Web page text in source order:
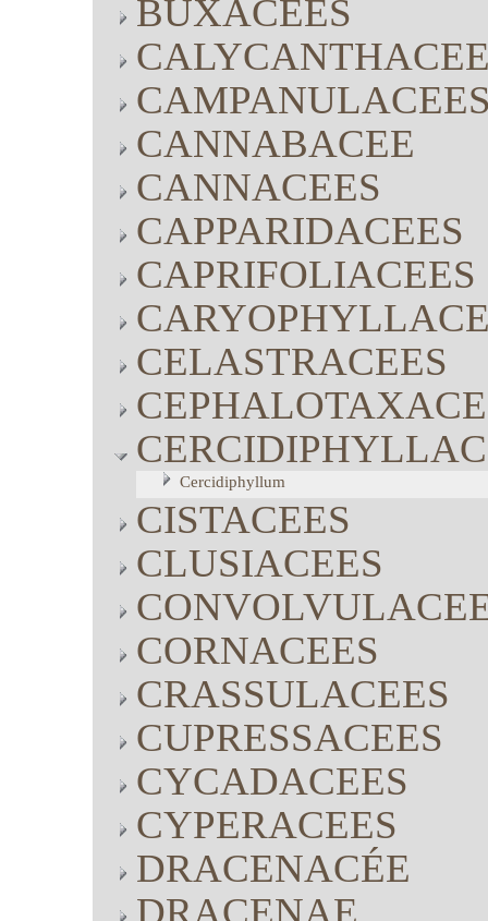
BUXACEES
CANNABACEE
CANNACEES
CAPPARIDACEES
CAPRIFOLIACEES
CELASTRACEES
Cercidiphyllum
CISTACEES
CLUSIACEES
CORNACEES
CRASSULACEES
CUPRESSACEES
CYCADACEES
CYPERACEES
DRACENACÉE
DRACENAE